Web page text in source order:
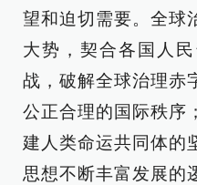
望和迫切需要。全球
大势，契合各国人
战，破解全球治理赤
公正合理的国际秩序
建人类命运共同体的
思想不断丰富发展的